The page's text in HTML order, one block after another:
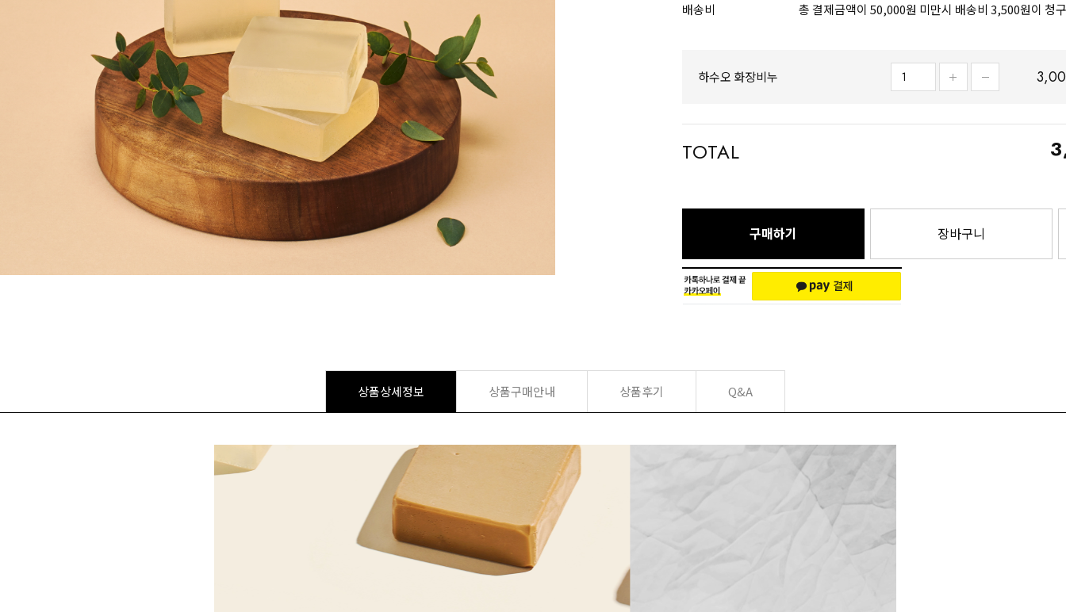
배송비 총 결제금액이 50,000원 미만시 배송비 3,500원이 청
하수오 화장비누
TOTAL
구매하기 장바구니
상품상세정보 상품구매안내 상품후기 Q&A